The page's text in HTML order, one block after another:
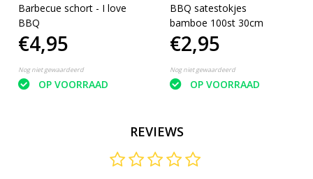
Barbecue schort - I love
BBQ
€4,95
Nog niet gewaardeerd
OP VOORRAAD
BBQ satestokjes
bamboe 100st 30cm
€2,95
Nog niet gewaardeerd
OP VOORRAAD
REVIEWS